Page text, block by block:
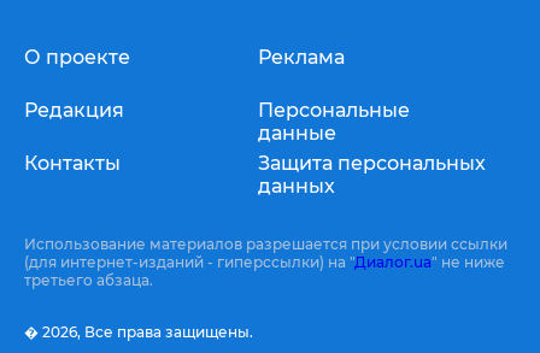
О проекте
Редакция
Контакты
Реклама
Персональные
данные
Защита персональных
данных
Использование материалов разрешается при условии ссылки
(для интернет-изданий - гиперссылки) на "Диалог.ua" не ниже
третьего абзаца.
� 2026, Все права защищены.